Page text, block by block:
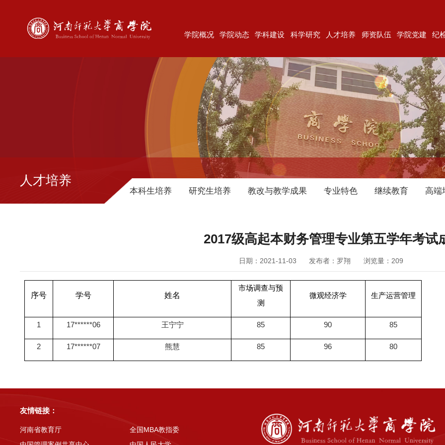
学院概况 学院动态 学科建设 科学研究 人才培养 师资队伍 学院党建 纪
人才培养
本科生培养 研究生培养 教改与教学成果 专业特色 继续教育 高端
2017级高起本财务管理专业第五学年考试
日期：2021-11-03 发布者：罗翔 浏览量： 209
序号 学号 姓名
市场调查与预
测
微观经济学 生产运营管理
1 17******06 王宁宁 85 90 85
2 17******07 熊慧 85 96 80
友情链接：
河南省教育厅
全国MBA教指委